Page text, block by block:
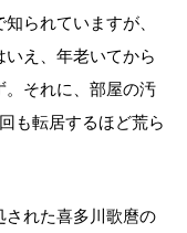
られていますが、
え、年老いてから
。それに、部屋の汚
も転居するほど荒ら
された喜多川歌麿の